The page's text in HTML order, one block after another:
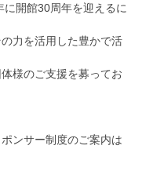
開館30周年を迎えるに
力を活用した豊かで活
様のご支援を募ってお
ンサー制度のご案内は